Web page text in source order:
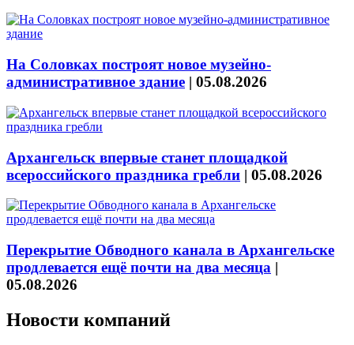
На Соловках построят новое музейно-
административное здание | 05.08.2026
Архангельск впервые станет площадкой
всероссийского праздника гребли | 05.08.2026
Перекрытие Обводного канала в Архангельске
продлевается ещё почти на два месяца |
05.08.2026
Новости компаний